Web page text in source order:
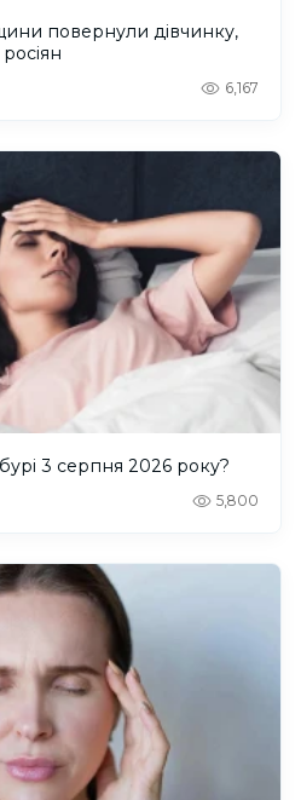
повернули дівчинку,
6,167
3 серпня 2026 року?
5,800